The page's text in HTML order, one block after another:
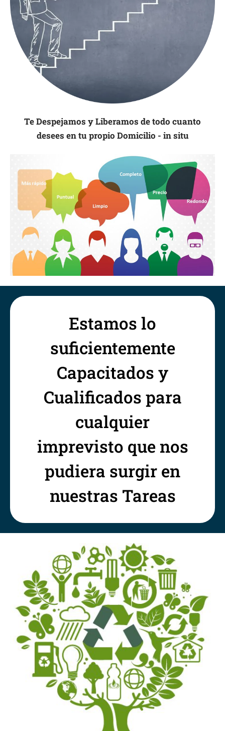
Te Despejamos y Liberamos de todo cuanto
desees en tu propio Domicilio - in situ
Estamos lo
suficientemente
Capacitados y
Cualificados para
cualquier
imprevisto que nos
pudiera surgir en
nuestras Tareas